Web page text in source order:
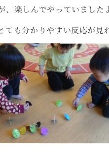
、楽しんでやっていまし
も分かりやすい反応が見